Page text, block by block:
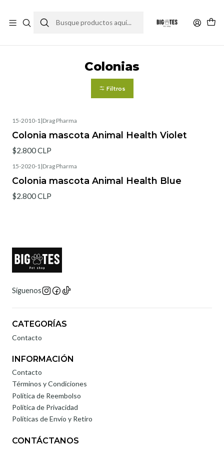
Colonias
Filtros
15-2010-1 |Drag Pharma
Colonia mascota Animal Health Violet
$2.800 CLP
15-2020-1 |Drag Pharma
Colonia mascota Animal Health Blue
$2.800 CLP
Síguenos
CATEGORÍAS
Contacto
INFORMACIÓN
Contacto
Términos y Condiciones
Política de Reembolso
Política de Privacidad
Políticas de Envío y Retiro
CONTÁCTANOS